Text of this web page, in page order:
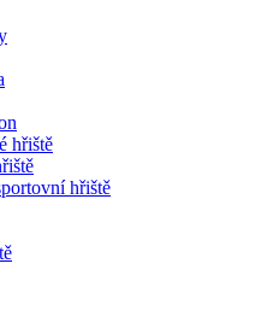
hřiště
hřiště